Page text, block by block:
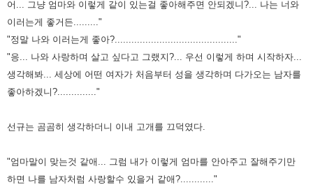
어... 그냥 엄마와 이렇게 같이 있는걸 좋아해주면 안되겠니?... 나는 너와
이러는게 좋거든........."
"정말 나와 이러는게 좋아?............................................"
"응... 나와 사랑하며 살고 싶다고 그랬지?... 우선 이렇게 하며 시작하자...
생각해봐... 세상에 어떤 여자가 처음부터 성을 생각하며 다가오는 남자를
좋아하겠니?.............."
선규는 곰곰히 생각하더니 이내 고개를 끄덕였다.
"엄마말이 맞는것 같애... 그럼 내가 이렇게 엄마를 안아주고 잘해주기만
하면 나를 남자처럼 사랑할수 있을거 같애?............"